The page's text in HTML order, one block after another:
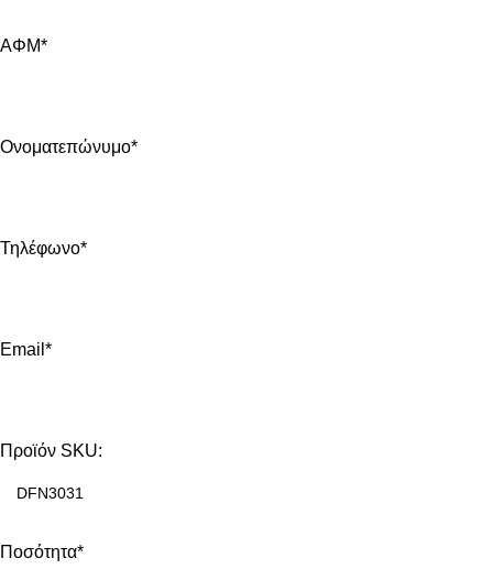
ΑΦΜ*
Ονοματεπώνυμο*
Τηλέφωνο*
Email*
Προϊόν SKU:
Ποσότητα*